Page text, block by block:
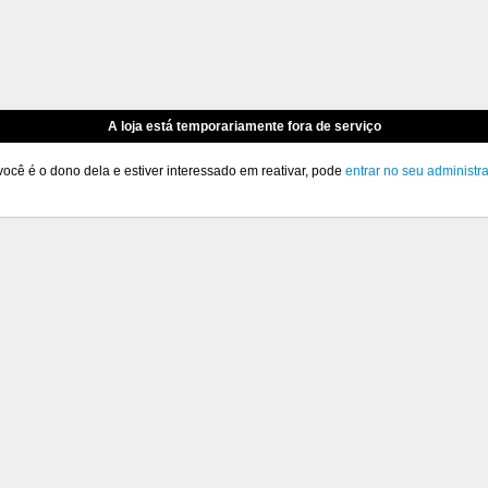
A loja está temporariamente fora de serviço
é o dono dela e estiver interessado em reativar, pode entrar no seu